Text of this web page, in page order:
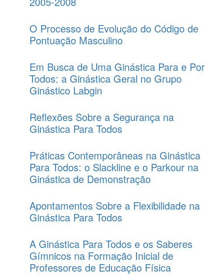
O Processo de Evolução do Código de
Pontuação Masculino
Em Busca de Uma Ginástica Para e Por
Todos: a Ginástica Geral no Grupo
Ginástico Labgin
Reflexões Sobre a Segurança na
Ginástica Para Todos
Práticas Contemporâneas na Ginástica
Para Todos: o Slackline e o Parkour na
Ginástica de Demonstração
Apontamentos Sobre a Flexibilidade na
Ginástica Para Todos
A Ginástica Para Todos e os Saberes
Gímnicos na Formação Inicial de
Professores de Educação Física